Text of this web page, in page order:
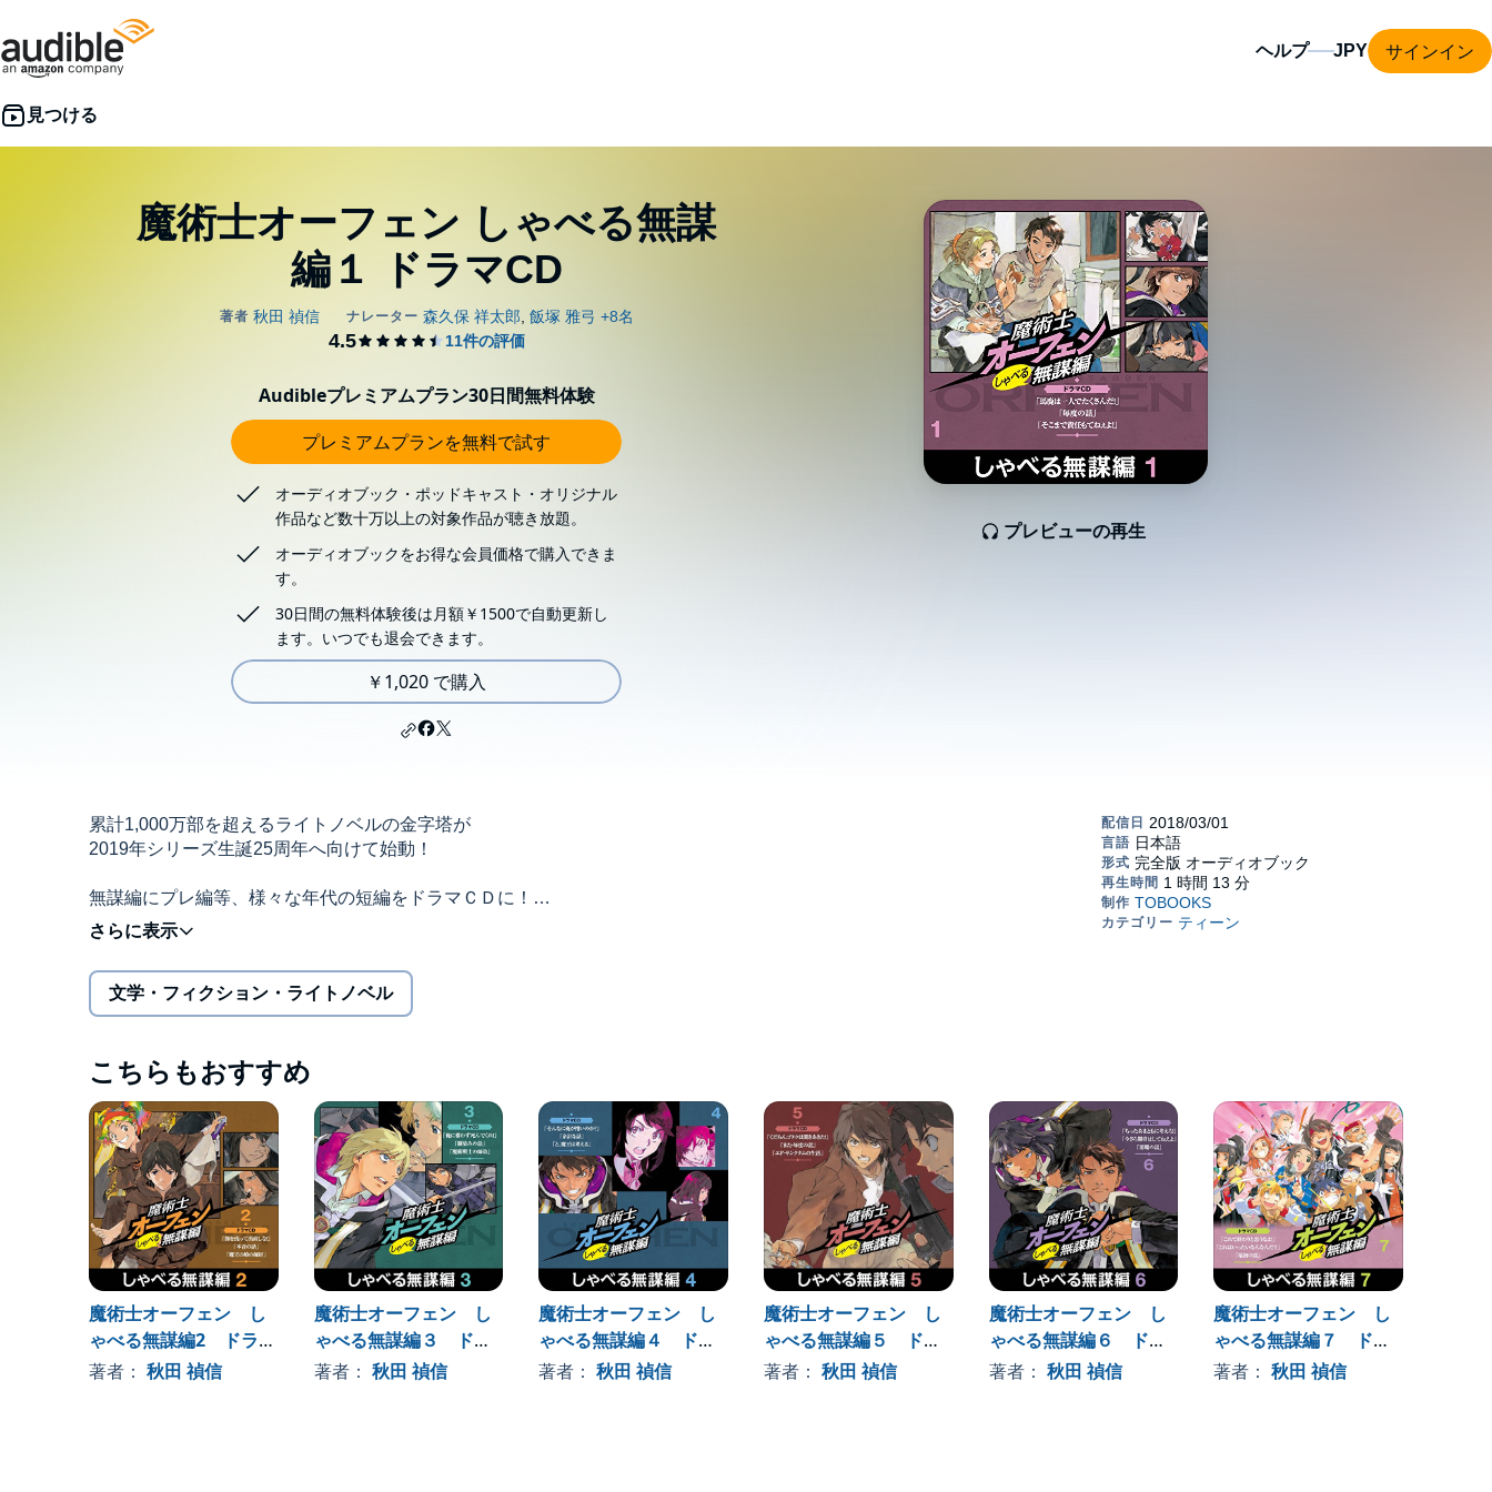
ヘルプ サインイン
魔術士オーフェン しゃべる無謀
編１ ドラマCD
プレビューの再生
Audibleプレミアムプラン30日間無料体験
プレミアムプランを無料で試す
オーディオブック・ポッドキャスト・オリジナル
作品など数十万以上の対象作品が聴き放題。
オーディオブックをお得な会員価格で購入できま
す。
30日間の無料体験後は月額￥1500で自動更新し
ます。いつでも退会できます。
￥1,020 で購入
累計1,000万部を超えるライトノベルの金字塔が
2019年シリーズ生誕25周年へ向けて始動！
無謀編にプレ編等、様々な年代の短編をドラマＣＤに！
森久保祥太郎、飯塚雅弓ほか豪華声優陣が集結!!
■CAST
オーフェン・フィンランディ（キリランシェロ）：森久保祥太郎
レティシャ：三石琴乃
アザリー：篠原恵美
ハーティア：置鮎龍太郎
コンスタンス・マギー：高橋美佳子
ボルカノ・ボルカン：伊倉一恵
ドーチン：椎名へきる
フォルテ：松田健一郎
ラッツベイン・フィンランディ：竹達彩奈
エッジ・フィンランディ：伊藤静
ラチェット・フィンランディ：日高里菜
バグアップ：沢木郁也
マクロイド：藤原貴弘
イアンナ：山口眞弓
ジョー：土門仁
文学・フィクション・ライトノベル
こちらもおすすめ
魔術士オーフェン し
ゃべる無謀編2 ドラマ
CD
著者： 秋田 禎信
魔術士オーフェン し
ゃべる無謀編３ ドラ
マCD
著者： 秋田 禎信
魔術士オーフェン し
ゃべる無謀編４ ドラ
マCD
著者：秋田 禎信
魔術士オーフェン し
ゃべる無謀編５ ドラ
マCD
著者： 秋田 禎信
魔術士オーフェン し
ゃべる無謀編６ ドラ
マCD
著者： 秋田 禎信
魔術士オーフェン し
ゃべる無謀編７ ドラ
マCD
著者：秋田 禎信